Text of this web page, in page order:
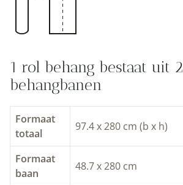
1 rol behang bestaat uit 2
behangbanen
Formaat
totaal
97.4 x 280 cm (b x h)
Formaat
baan
48.7 x 280 cm